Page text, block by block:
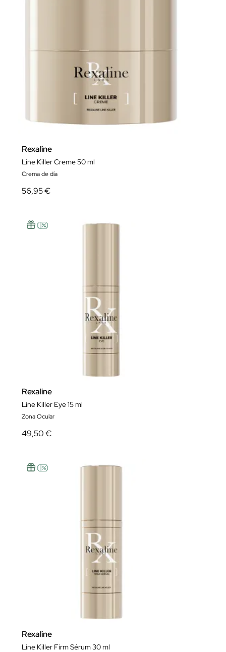
Rexaline
Line Killer Creme 50 ml
Crema de día
56,95 €
Rexaline
Line Killer Eye 15 ml
Zona Ocular
49,50 €
Rexaline
Line Killer Firm Sérum 30 ml